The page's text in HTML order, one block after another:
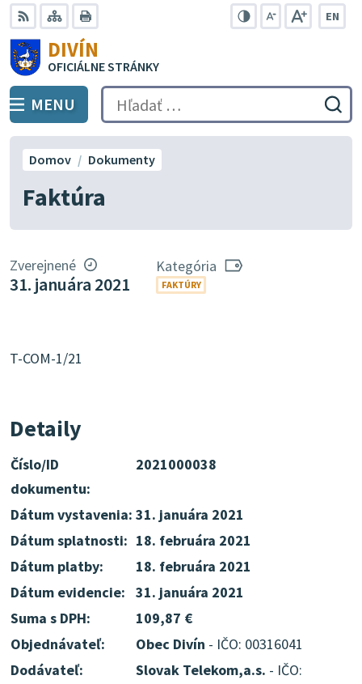
Preskočiť
na
obsah
RSS Mapa
EN
DIVÍN
OFICIÁLNE STRÁNKY
PREPNÚŤ
MENU Hľadať:
Faktúra
Domov Dokumenty
Zverejnené
31. januára 2021
Kategória
FAKTÚRY
T-COM-1/21
Detaily
Číslo/ID
dokumentu:
2021000038
Dátum vystavenia: 31. januára 2021
Dátum splatnosti: 18. februára 2021
Dátum platby:
18. februára 2021
Dátum evidencie:
31. januára 2021
Suma s DPH:
109,87 €
Objednávateľ:
Obec Divín - IČO: 00316041
Dodávateľ:
Slovak Telekom,a.s. - IČO: